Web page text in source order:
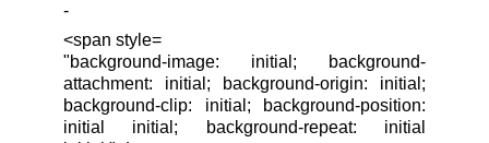
-
<span style=
"background-image: initial; background-
attachment: initial; background-origin: initial;
background-clip: initial; background-position:
initial initial; background-repeat: initial